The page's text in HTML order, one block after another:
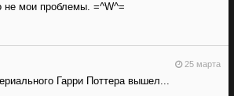
не мои проблемы. =^W^=
25 марта
Гарри Поттера вышел...